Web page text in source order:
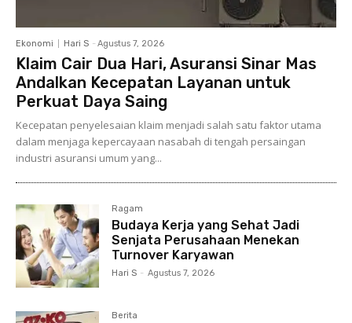
Ekonomi Hari S - Agustus 7, 2026
Klaim Cair Dua Hari, Asuransi Sinar Mas
Andalkan Kecepatan Layanan untuk
Perkuat Daya Saing
Kecepatan penyelesaian klaim menjadi salah satu faktor utama
dalam menjaga kepercayaan nasabah di tengah persaingan
industri asuransi umum yang...
Ragam
Budaya Kerja yang Sehat Jadi
Senjata Perusahaan Menekan
Turnover Karyawan
Hari S - Agustus 7, 2026
Berita